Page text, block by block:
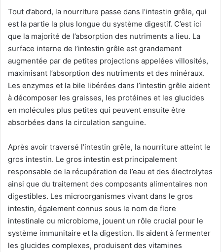
Tout d’abord, la nourriture passe dans l’intestin grêle, qui
est la partie la plus longue du système digestif. C’est ici
que la majorité de l’absorption des nutriments a lieu. La
surface interne de l’intestin grêle est grandement
augmentée par de petites projections appelées villosités,
maximisant l’absorption des nutriments et des minéraux.
Les enzymes et la bile libérées dans l’intestin grêle aident
à décomposer les graisses, les protéines et les glucides
en molécules plus petites qui peuvent ensuite être
absorbées dans la circulation sanguine.
Après avoir traversé l’intestin grêle, la nourriture atteint le
gros intestin. Le gros intestin est principalement
responsable de la récupération de l’eau et des électrolytes
ainsi que du traitement des composants alimentaires non
digestibles. Les microorganismes vivant dans le gros
intestin, également connus sous le nom de flore
intestinale ou microbiome, jouent un rôle crucial pour le
système immunitaire et la digestion. Ils aident à fermenter
les glucides complexes, produisent des vitamines